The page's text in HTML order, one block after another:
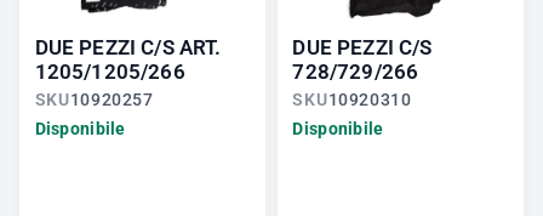
DUE PEZZI C/S ART.
1205/1205/266
SKU10920257
Disponibile
DUE PEZZI C/S
728/729/266
SKU10920310
Disponibile